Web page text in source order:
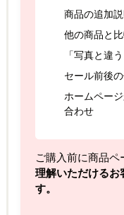
商品の追加
他の商品と
「写真と違
セール前後
ホームペー
合わせ
ご購入前に商品ペ
理解いただけるお
す。